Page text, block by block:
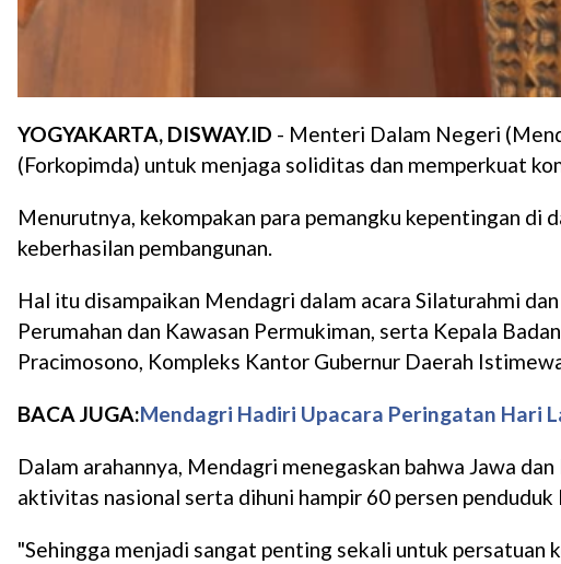
YOGYAKARTA, DISWAY.ID - Menteri Dalam Negeri
(Forkopimda) untuk menjaga soliditas dan memperkuat
Menurutnya, kekompakan para pemangku kepentingan
keberhasilan pembangunan.
Hal itu disampaikan Mendagri dalam acara Silaturahmi
Perumahan dan Kawasan Permukiman, serta Kepala
Pracimosono, Kompleks Kantor Gubernur Daerah
BACA JUGA:Mendagri Hadiri Upacara Peringatan Hari
Dalam arahannya, Mendagri menegaskan bahwa Jawa
aktivitas nasional serta dihuni hampir 60 persen penduduk
"Sehingga menjadi sangat penting sekali untuk persatuan